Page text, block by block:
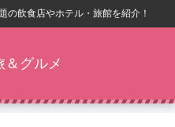
の飲食店やホテル・旅館を紹介！
＆グルメ